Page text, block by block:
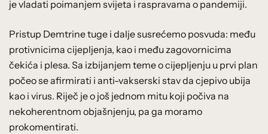
je vladati poimanjem svijeta i raspravama o pandemiji.
Pristup Demtrine tuge i dalje susrećemo posvuda: među
protivnicima cijepljenja, kao i među zagovornicima
čekića i plesa. Sa izbijanjem teme o cijepljenju u prvi plan
počeo se afirmirati i anti-vakserski stav da cjepivo ubija
kao i virus. Riječ je o još jednom mitu koji počiva na
nekoherentnom objašnjenju, pa ga moramo
prokomentirati.